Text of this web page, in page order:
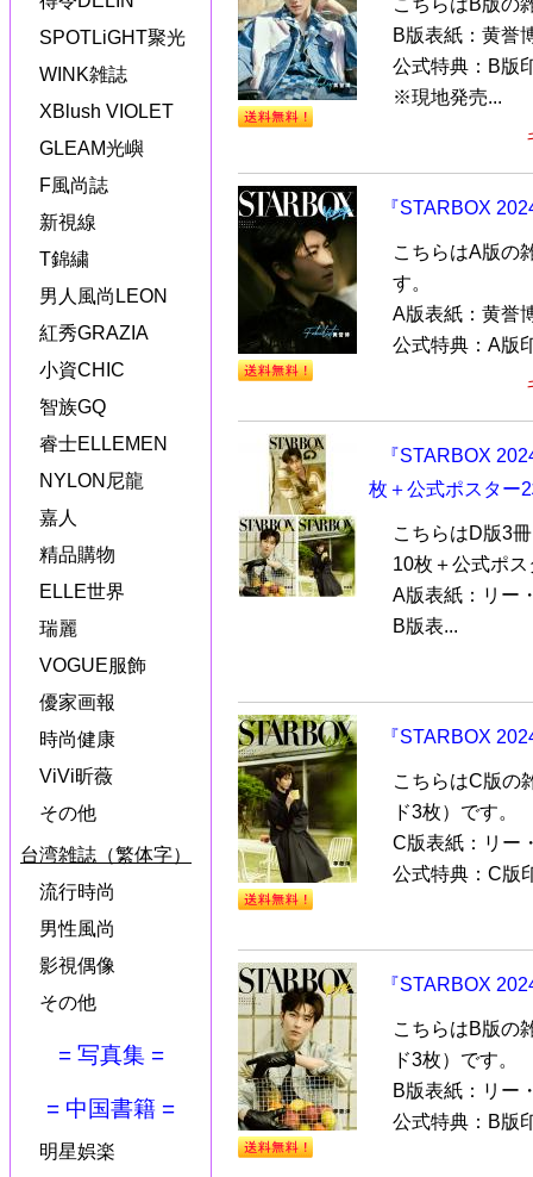
SPOTLiGHT聚光
WINK雑誌
XBlush VIOLET
GLEAM光嶼
F風尚誌
新視線
T錦繍
男人風尚LEON
紅秀GRAZIA
小資CHIC
智族GQ
睿士ELLEMEN
NYLON尼龍
嘉人
精品購物
ELLE世界
瑞麗
VOGUE服飾
優家画報
時尚健康
ViVi昕薇
その他
台湾雑誌（繁体字）
流行時尚
男性風尚
影視偶像
その他
= 写真集 =
= 中国書籍 =
明星娯楽
こちらはB版の
B版表紙：黄誉
公式特典：B版
※現地発売...
『STARBOX
こちらはA版の
す。
A版表紙：黄誉
公式特典：A版
『STARBOX
枚＋公式ポスター
こちらはD版3
10枚＋公式ポ
A版表紙：リー
B版表...
『STARBOX
こちらはC版の
ド3枚）です。
C版表紙：リー
公式特典：C版
『STARBOX
こちらはB版の
ド3枚）です。
B版表紙：リー
公式特典：B版